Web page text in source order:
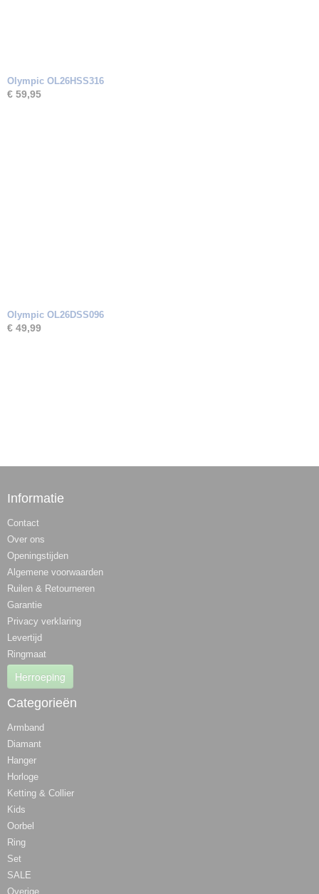
Olympic OL26HSS316
€ 59,95
Olympic OL26DSS096
€ 49,99
Informatie
Contact
Over ons
Openingstijden
Algemene voorwaarden
Ruilen & Retourneren
Garantie
Privacy verklaring
Levertijd
Ringmaat
Herroeping
Categorieën
Armband
Diamant
Hanger
Horloge
Ketting & Collier
Kids
Oorbel
Ring
Set
SALE
Overige